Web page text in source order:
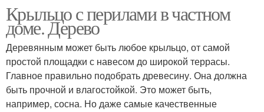
Крыльцо с перилами в частном
доме. Дерево
Деревянным может быть любое крыльцо, от самой
простой площадки с навесом до широкой террасы.
Главное правильно подобрать древесину. Она должна
быть прочной и влагостойкой. Это может быть,
например, сосна. Но даже самые качественные